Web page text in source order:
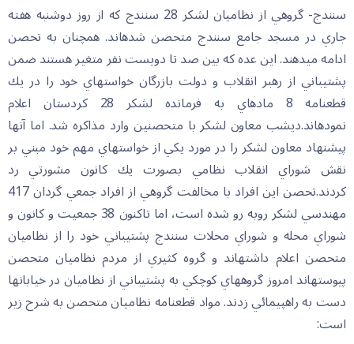
سنندج- گروهي از نظاميان لشكر 28 سنندج كه از روز دوشنبه هفته
جاري در مسجد جامع سنندج متحصن شده‏اند. همچنان به تحصن
ادامه مي‏دهند. اين عده كه بين صد تا دويست نفر متغير هستند ضمن
پشتيباني از رهبر انقلاب و دولت بازرگان خواستهاي خود را در يك
قطعنامه 8 ماده‏اي به فرمانده لشكر 28 كردستان اعلام
نموده‏اند.ديشب معاون لشكر با متحصنين وارد مذاكره شد. اما آنها
پيشنهاد معاون لشكر را در مورد يكي از خواستهاي مهم خود مبني بر
نقش شوراي انقلاب نظامي بصورت يك كانون مشورتي رد
كردند.تحصن اين افراد با مخالفت گروهي از افراد جمعي گردان 417
مهندسي لشكر روبه رو شده است، اما تاكنون 38 جمعيت و كانون و
شوراي محله و شوراي محلات سنندج پشتيباني خود را از نظاميان
متحصن اعلام داشته‏اند و گروه كثيري از مردم نظاميان متحصن
پيوسته‏اند امروز گروههاي كوچكي به پشتيباني از نظاميان در خيابانها
دست به راهپيمائي زدند. مواد قطعنامه نظاميان متحصن به شرح زير
است: